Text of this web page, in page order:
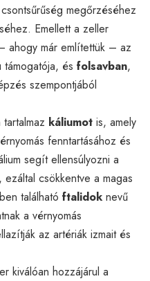
megőrzéséhez
Emellett a zeller
ahogy már említettük – az
támogatója, és folsavban,
szempontjából
káliumot is, amely
fenntartásához és
segít ellensúlyozni a
csökkentve a magas
található ftalidok nevű
a vérnyomás
az artériák izmait és
kiválóan hozzájárul a